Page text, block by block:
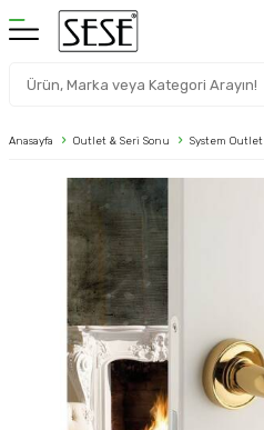
Anasayfa Outlet & Seri Sonu System Outlet